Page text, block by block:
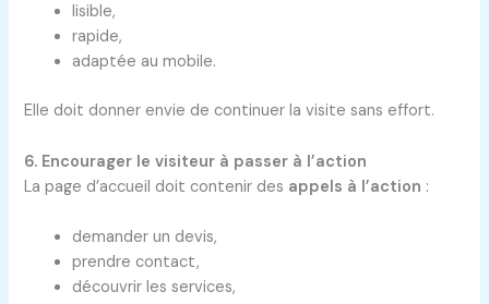
lisible,
rapide,
adaptée au mobile.
Elle doit donner envie de continuer la visite sans effort.
6. Encourager le visiteur à passer à l’action
La page d’accueil doit contenir des appels à l’action :
demander un devis,
prendre contact,
découvrir les services,